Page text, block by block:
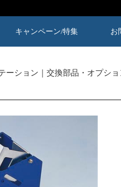
キャンペーン/特集 お
ーション 交換部品・オプショ